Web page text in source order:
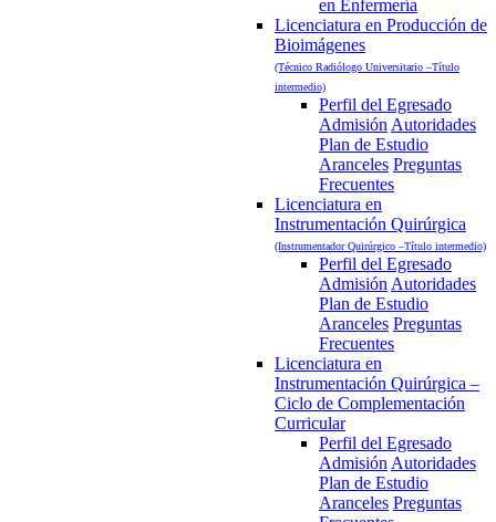
en Enfermería
Licenciatura en Producción de
Bioimágenes
(Técnico Radiólogo Universitario –Título
intermedio)
Perfil del Egresado
Admisión Autoridades
Plan de Estudio
Aranceles Preguntas
Frecuentes
Licenciatura en
Instrumentación Quirúrgica
(Instrumentador Quirúrgico –Título intermedio)
Perfil del Egresado
Admisión Autoridades
Plan de Estudio
Aranceles Preguntas
Frecuentes
Licenciatura en
Instrumentación Quirúrgica –
Ciclo de Complementación
Curricular
Perfil del Egresado
Admisión Autoridades
Plan de Estudio
Aranceles Preguntas